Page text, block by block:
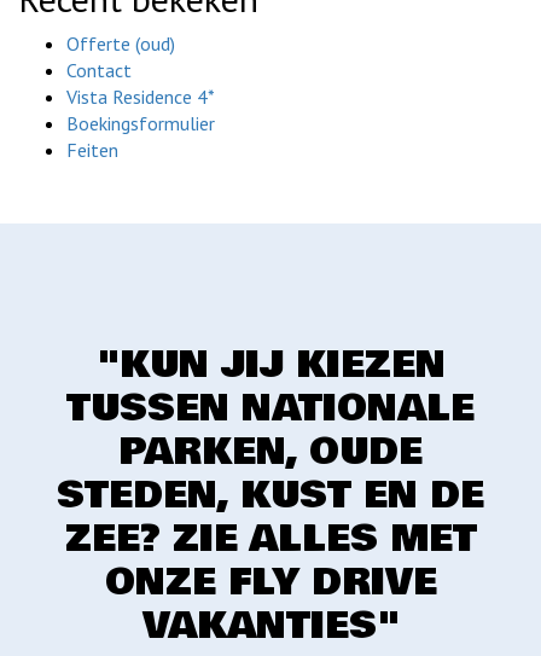
Offerte (oud)
Contact
Vista Residence 4*
Boekingsformulier
Feiten
"KUN JIJ KIEZEN
TUSSEN NATIONALE
PARKEN, OUDE
STEDEN, KUST EN DE
ZEE? ZIE ALLES MET
ONZE FLY DRIVE
VAKANTIES"